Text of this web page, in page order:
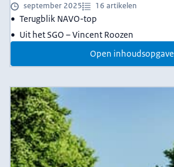
september 2025 16 artikelen
Terugblik NAVO-top
Uit het SGO – Vincent Roozen
Open inhoudsopgave